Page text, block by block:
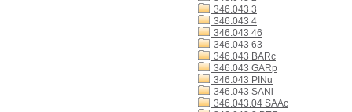
346.043 3
346.043 4
346.043 46
346.043 63
346.043 BARc
346.043 GARp
346.043 PINu
346.043 SANi
346.043.04 SAAc